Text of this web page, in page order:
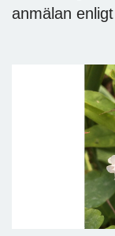
anmälan